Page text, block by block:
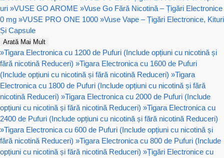
uri »VUSE GO AROME »Vuse Go Fără Nicotină – Țigări Electronice
0 mg »VUSE PRO ONE 1000 »Vuse Vape – Țigări Electronice, Kituri
Și Capsule
Arată Mai Mult
»Tigara Electronica cu 1200 de Pufuri (Include opțiuni cu nicotină și
fără nicotină Reduceri) »Tigara Electronica cu 1600 de Pufuri
(Include opțiuni cu nicotină și fără nicotină Reduceri) »Tigara
Electronica cu 1800 de Pufuri (Include opțiuni cu nicotină și fără
nicotină Reduceri) »Tigara Electronica cu 2000 de Pufuri (Include
opțiuni cu nicotină și fără nicotină Reduceri) »Tigara Electronica cu
2400 de Pufuri (Include opțiuni cu nicotină și fără nicotină Reduceri)
»Tigara Electronica cu 600 de Pufuri (Include opțiuni cu nicotină și
fără nicotină Reduceri) »Tigara Electronica cu 800 de Pufuri (Include
opțiuni cu nicotină și fără nicotină Reduceri) »Țigări Electronice cu